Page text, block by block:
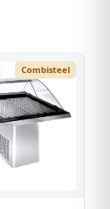
Combisteel